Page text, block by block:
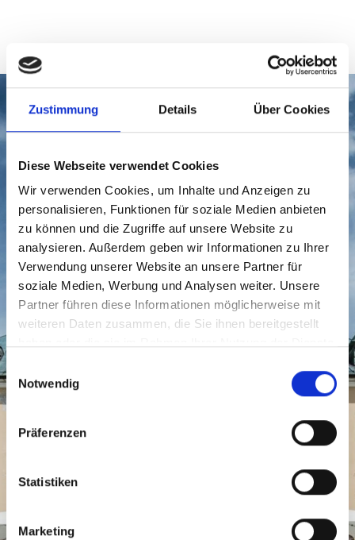
Zustimmung Details Über Cookies
Diese Webseite verwendet Cookies
Wir verwenden Cookies, um Inhalte und Anzeigen zu
personalisieren, Funktionen für soziale Medien anbieten
zu können und die Zugriffe auf unsere Website zu
analysieren. Außerdem geben wir Informationen zu Ihrer
Verwendung unserer Website an unsere Partner für
soziale Medien, Werbung und Analysen weiter. Unsere
Partner führen diese Informationen möglicherweise mit
weiteren Daten zusammen, die Sie ihnen bereitgestellt
Einwilligungsauswahl
Notwendig
Präferenzen
Statistiken
Marketing
CARTELLVERBAND
OBERÖSTERREICH